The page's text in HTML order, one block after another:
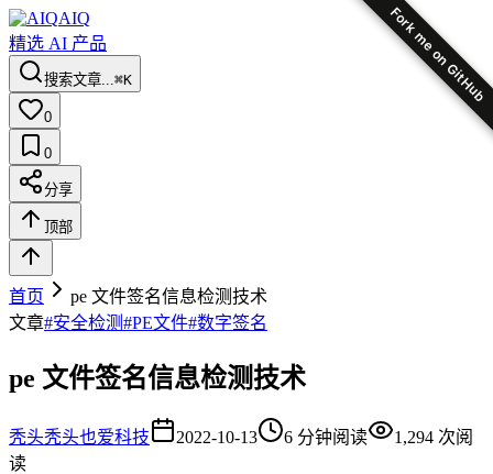
Fork me on GitHub
AIQ
精选 AI 产品
搜索文章...⌘K
0
0
分享
顶部
首页
pe 文件签名信息检测技术
文章#安全检测#PE文件#数字签名
pe 文件签名信息检测技术
秃头秃头也爱科技 2022-10-13 6 分钟阅读 1,294 次阅
读